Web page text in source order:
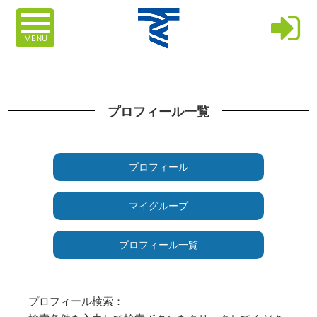
MENU
プロフィール一覧
プロフィール
マイグループ
プロフィール一覧
プロフィール検索：